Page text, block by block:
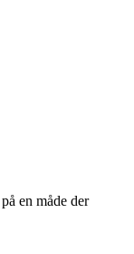
en måde der